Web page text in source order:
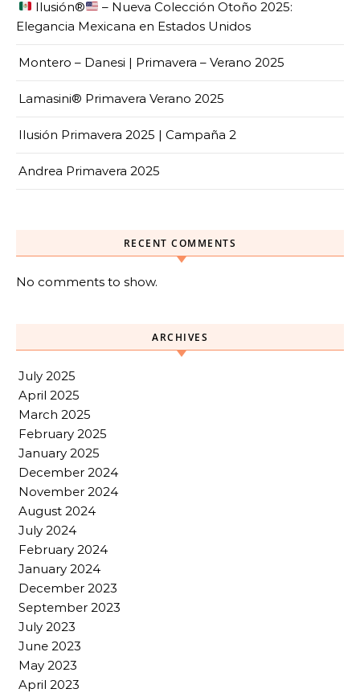
Ilusión®️
– Nueva Colección Otoño 2025:
Elegancia Mexicana en Estados Unidos
Montero – Danesi | Primavera – Verano 2025
Lamasini® Primavera Verano 2025
Ilusión Primavera 2025 | Campaña 2
Andrea Primavera 2025
RECENT COMMENTS
No comments to show.
ARCHIVES
July 2025
April 2025
March 2025
February 2025
January 2025
December 2024
November 2024
August 2024
July 2024
February 2024
January 2024
December 2023
September 2023
July 2023
June 2023
May 2023
April 2023